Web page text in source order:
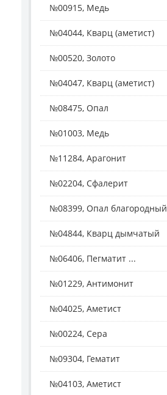
№00915, Медь
№04044, Кварц (аметист)
№00520, Золото
№04047, Кварц (аметист)
№08475, Опал
№01003, Медь
№11284, Арагонит
№02204, Сфалерит
№08399, Опал благородный
№04844, Кварц дымчатый
№06406, Пегматит ...
№01229, Антимонит
№04025, Аметист
№00224, Сера
№09304, Гематит
№04103, Аметист